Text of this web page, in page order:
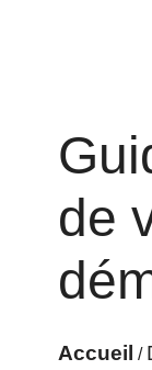
de
Accueil /